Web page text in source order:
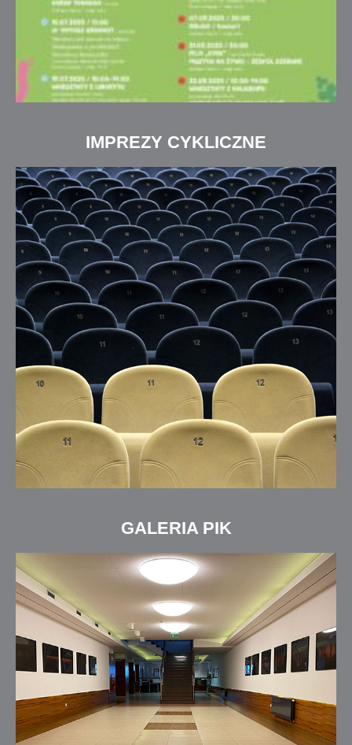
IMPREZY CYKLICZNE
GALERIA PIK